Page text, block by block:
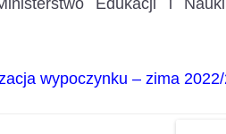
Edukacji i
wypoczynku – zima